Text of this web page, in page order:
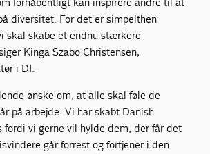
diversitet. For det er simpelthen
skal skabe et endnu stærkere
Kinga Szabo Christensen,
i DI.
ønske om, at alle skal føle de
på arbejde. Vi har skabt Danish
fordi vi gerne vil hylde dem, der får det
går forrest og fortjener i den